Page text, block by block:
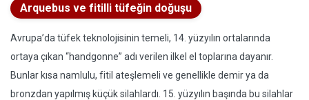
Arquebus ve fitilli tüfeğin doğuşu
Avrupa’da tüfek teknolojisinin temeli, 14. yüzyılın ortalarında
ortaya çıkan “handgonne” adı verilen ilkel el toplarına dayanır.
Bunlar kısa namlulu, fitil ateşlemeli ve genellikle demir ya da
bronzdan yapılmış küçük silahlardı. 15. yüzyılın başında bu silahlar